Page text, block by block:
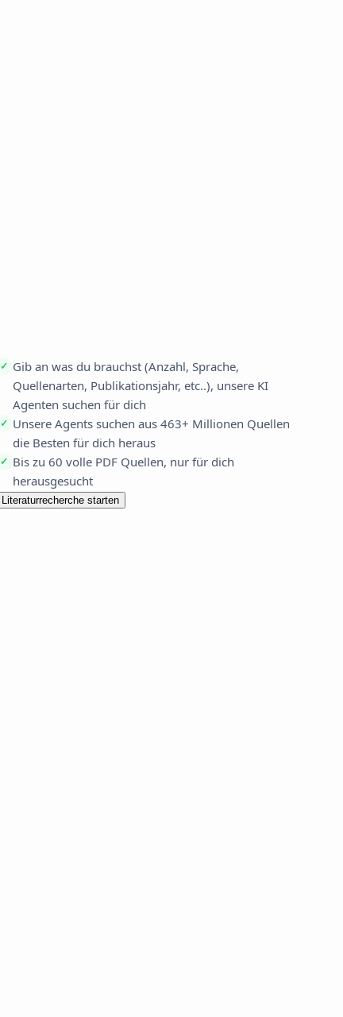
✓ Gib an was du brauchst (Anzahl, Sprache,
Quellenarten, Publikationsjahr, etc..), unsere KI
Agenten suchen für dich
✓ Unsere Agents suchen aus 463+ Millionen Quellen
die Besten für dich heraus
✓ Bis zu 60 volle PDF Quellen, nur für dich
herausgesucht
Literaturrecherche starten